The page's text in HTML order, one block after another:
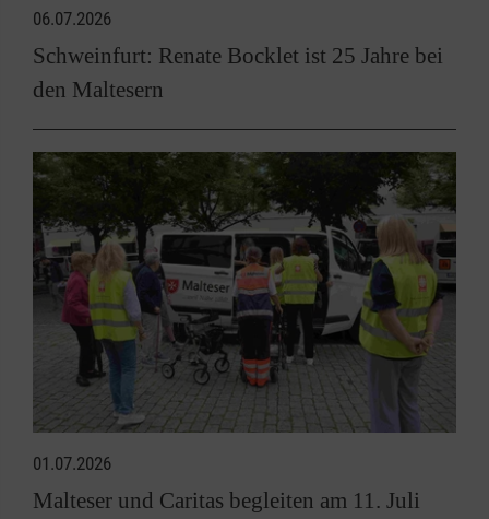
06.07.2026
Schweinfurt: Renate Bocklet ist 25 Jahre bei
den Maltesern
01.07.2026
Malteser und Caritas begleiten am 11. Juli